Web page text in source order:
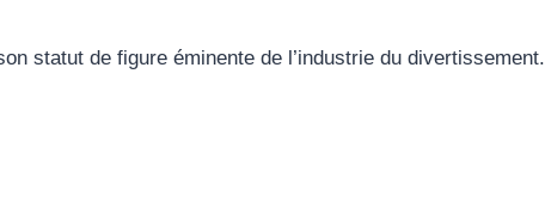
statut de figure éminente de l’industrie du divertissement.